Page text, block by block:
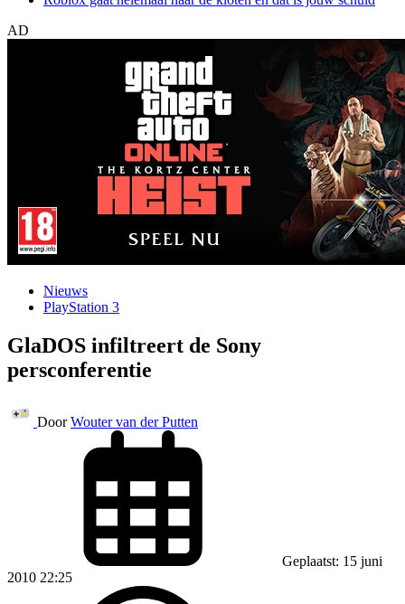
AD
Nieuws
PlayStation 3
GlaDOS infiltreert de Sony
persconferentie
Door Wouter van der Putten
Geplaatst: 15 juni
2010 22:25